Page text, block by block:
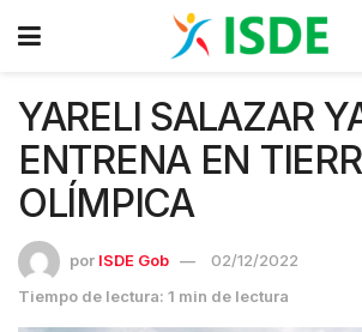
YARELI SALAZAR
ENTRENA EN
OLÍMPICA
por ISDE Gob
02/12/2022
Tiempo de lectura: 1 min de lectura